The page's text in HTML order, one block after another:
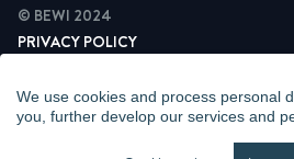
We use cookies and process personal
you, further develop our services and
© BEWI 2024
PRIVACY POLICY
NEWSLETTER PRIVACY POLICY
VIDEO SURVEILLANCE STATEMENT